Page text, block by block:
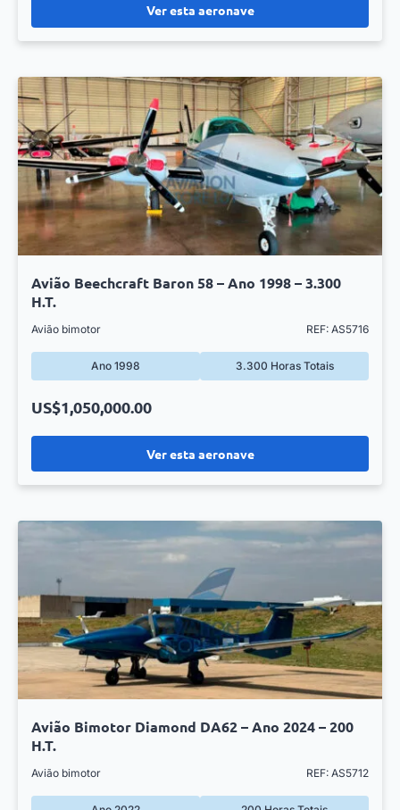
Ver esta aeronave
Avião Beechcraft Baron 58 – Ano 1998 – 3.300
H.T.
Avião bimotor REF: AS5716
Ano 1998 3.300 Horas Totais
Ver esta aeronave
US$1,050,000.00
Avião Bimotor Diamond DA62 – Ano 2024 – 200
H.T.
Avião bimotor REF: AS5712